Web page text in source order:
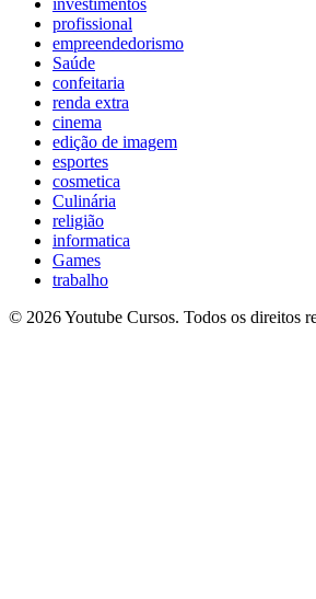
profissional
empreendedorismo
Saúde
confeitaria
renda extra
cinema
edição de imagem
esportes
cosmetica
Culinária
religião
informatica
Games
trabalho
© 2026 Youtube Cursos. Todos os direitos